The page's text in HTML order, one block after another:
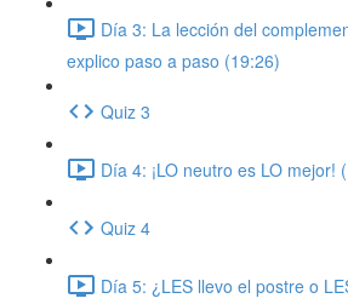
Día 3: La lección del
explico paso a paso (19:26)
Quiz 3
Día 4: ¡LO neutro es LO mejor!
Quiz 4
Día 5: ¿LES llevo el postre o